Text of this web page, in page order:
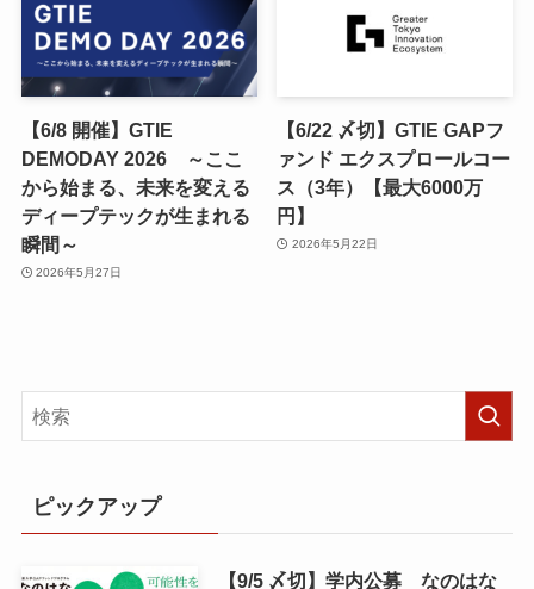
【6/8 開催】GTIE
DEMODAY 2026 ～ここ
から始まる、未来を変える
ディープテックが生まれる
瞬間～
2026年5月27日
【6/22 〆切】GTIE GAPフ
ァンド エクスプロールコー
ス（3年）【最大6000万
円】
2026年5月22日
ピックアップ
【9/5 〆切】学内公募 なのはな